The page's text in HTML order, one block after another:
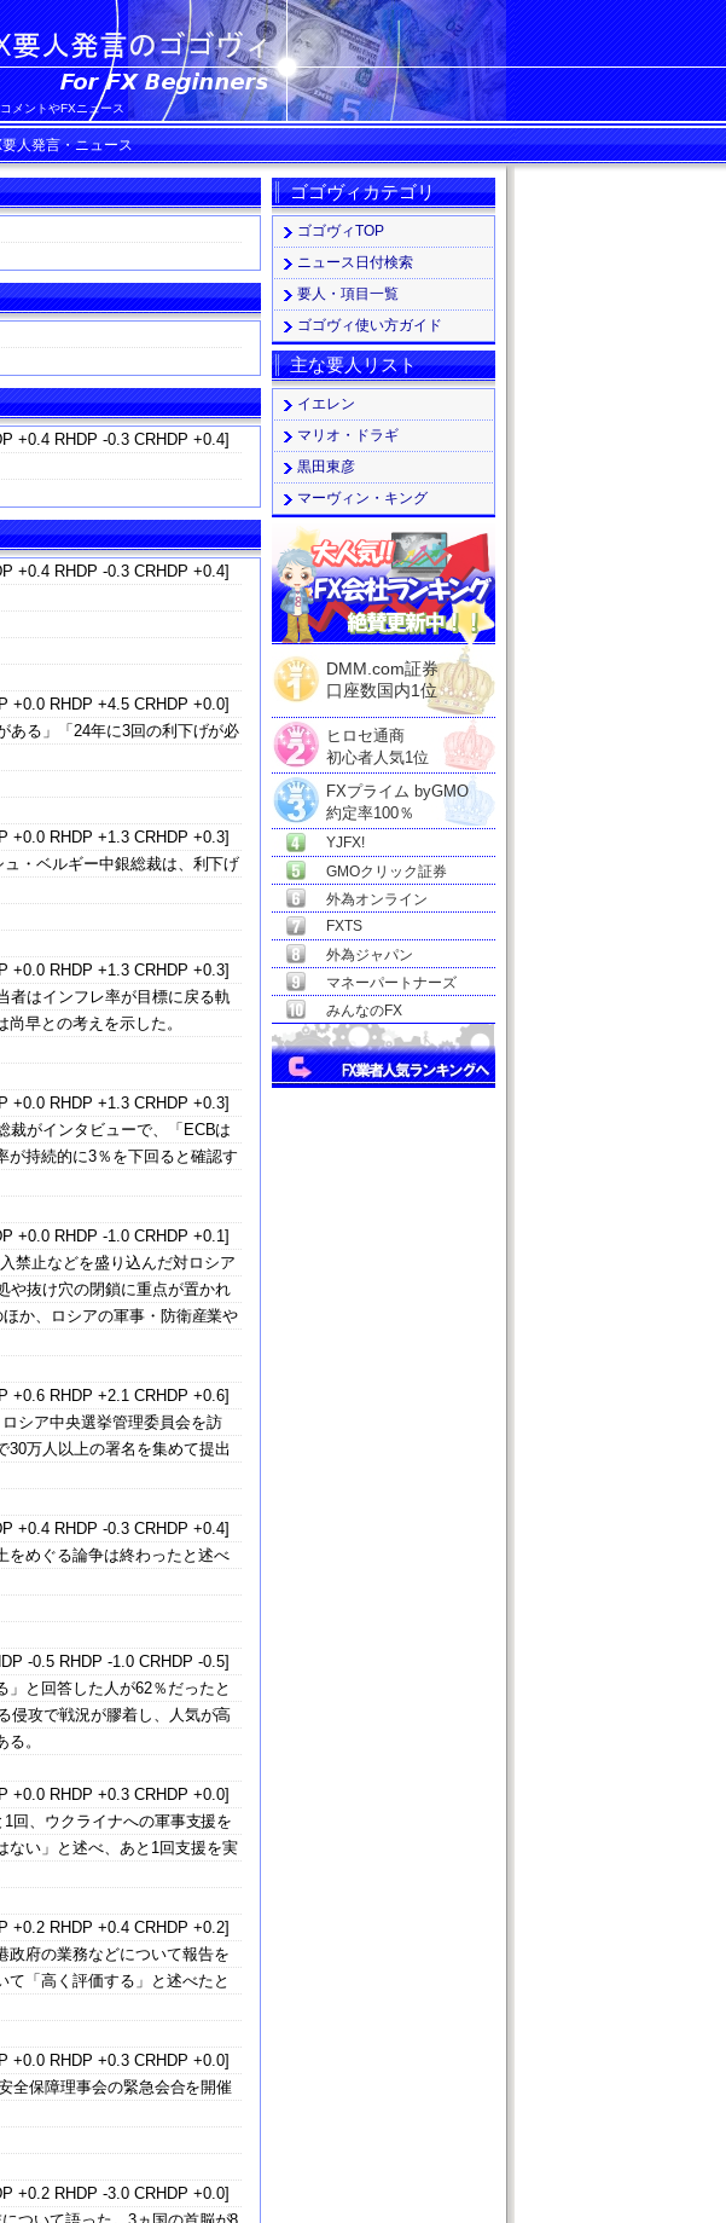
メントやFXニュース
人発言・ニュース
+0.4 RHDP -0.3 CRHDP +0.4]
+0.4 RHDP -0.3 CRHDP +0.4]
RHDP +4.5 CRHDP +0.0]
ある」「24年に3回の利下げが必
RHDP +1.3 CRHDP +0.3]
・ベルギー中銀総裁は、利下げ
RHDP +1.3 CRHDP +0.3]
者はインフレ率が目標に戻る軌
早との考えを示した。
RHDP +1.3 CRHDP +0.3]
裁がインタビューで、「ECBは
が持続的に3％を下回ると確認す
+0.0 RHDP -1.0 CRHDP +0.1]
禁止などを盛り込んだ対ロシア
や抜け穴の閉鎖に重点が置かれ
か、ロシアの軍事・防衛産業や
RHDP +2.1 CRHDP +0.6]
シア中央選挙管理委員会を訪
万人以上の署名を集めて提出
+0.4 RHDP -0.3 CRHDP +0.4]
をめぐる論争は終わったと述べ
-0.5 RHDP -1.0 CRHDP -0.5]
」と回答した人が62％だったと
侵攻で戦況が膠着し、人気が高
。
RHDP +0.3 CRHDP +0.0]
回、ウクライナへの軍事支援を
ない」と述べ、あと1回支援を実
RHDP +0.4 CRHDP +0.2]
政府の業務などについて報告を
「高く評価する」と述べたと
RHDP +0.3 CRHDP +0.0]
全保障理事会の緊急会合を開催
+0.2 RHDP -3.0 CRHDP +0.0]
ゴゴヴィカテゴリ
ゴゴヴィTOP
ニュース日付検索
要人・項目一覧
ゴゴヴィ使い方ガイド
主な要人リスト
イエレン
マリオ・ドラギ
黒田東彦
マーヴィン・キング
DMM.com証券
口座数国内1位
ヒロセ通商
初心者人気1位
FXプライム byGMO
約定率100％
YJFX!
GMOクリック証券
外為オンライン
FXTS
外為ジャパン
マネーパートナーズ
みんなのFX